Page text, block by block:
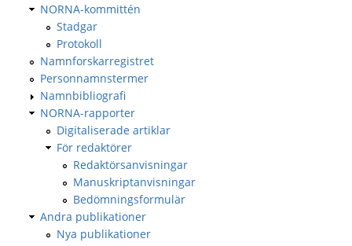
NORNA-kommittén
Stadgar
Protokoll
Namnforskarregistret
Personnamnstermer
Namnbibliografi
NORNA-rapporter
Digitaliserade artiklar
För redaktörer
Redaktörsanvisningar
Manuskriptanvisningar
Bedömningsformulär
Andra publikationer
Nya publikationer